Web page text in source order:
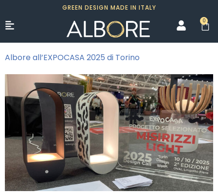
GREEN DESIGN MADE IN ITALY
0
Albore all’EXPOCASA 2025 di Torino